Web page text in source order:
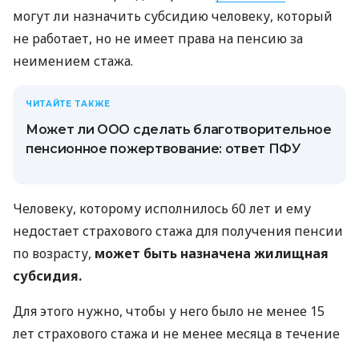
могут ли назначить субсидию человеку, который
не работает, но не имеет права на пенсию за
неимением стажа.
ЧИТАЙТЕ ТАКЖЕ
Может ли ООО сделать благотворительное
пенсионное пожертвование: ответ ПФУ
Человеку, которому исполнилось 60 лет и ему
недостает страхового стажа для получения пенсии
по возрасту, может быть назначена жилищная
субсидия.
Для этого нужно, чтобы у него было не менее 15
лет страхового стажа и не менее месяца в течение